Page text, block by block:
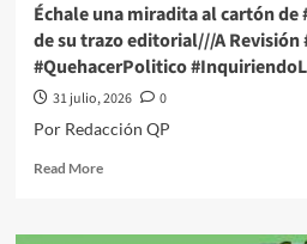
CLAP…
#QPMX
#QuehacerPolitico
#InquiriendoLaNoticia
Échale una miradita al cartón de
de su trazo editorial///A Revisión
#QuehacerPolitico
31 julio, 2026
0
Por Redacción QP
Read MoreRead
Échale